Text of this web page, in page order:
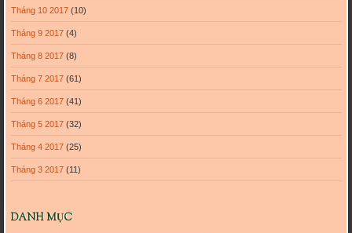
Tháng 10 2017(10)
Tháng 9 2017(4)
Tháng 8 2017(8)
Tháng 7 2017(61)
Tháng 6 2017(41)
Tháng 5 2017(32)
Tháng 4 2017(25)
Tháng 3 2017(11)
DANH MỤC